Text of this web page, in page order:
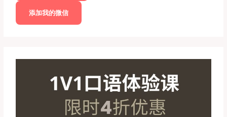
添加我的微信